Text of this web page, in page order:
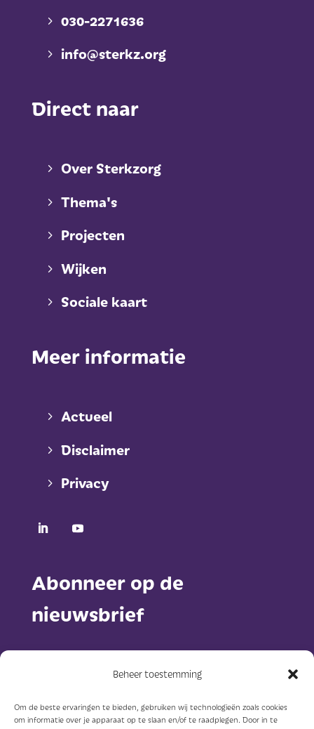
Beheer toestemming
Om de beste ervaringen te bieden, gebruiken wij technologieën zoals cookies
om informatie over je apparaat op te slaan en/of te raadplegen. Door in te
030-2271636
info@sterkz.org
Direct naar
Over Sterkzorg
Thema's
Projecten
Wijken
Sociale kaart
Meer informatie
Actueel
Disclaimer
Privacy
Abonneer op de
nieuwsbrief